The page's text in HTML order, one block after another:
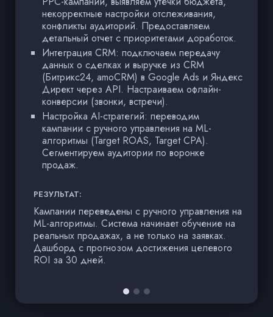
некорректные настройки отслеживания,
конфликты аудиторий. Предоставляем
детальный отчет с приоритетами доработок.
Интеграция CRM: подключаем передачу
данных о сделках и выручке из CRM
(Битрикс24, amoCRM) в Google Ads и Яндекс
Директ через API. Настраиваем офлайн-
конверсии (звонки, встречи).
Настройка AI-стратегий: переводим
кампании с ручного управления на ML-
алгоритмы (Target ROAS, Target CPA).
Сегментируем аудитории по воронке
продаж.
РЕЗУЛЬТАТ:
Кампании переведены с ручного управления на
ML-алгоритмы. Система начинает обучение на
реальных продажах, а не только на заявках.
Дашборд с прогнозом достижения целевого
ROI за 30 дней.